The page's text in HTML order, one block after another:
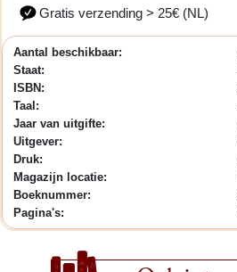
Gratis verzending > 25€ (NL)
Aantal beschikbaar:
Staat:
ISBN:
Taal:
Jaar van uitgifte:
Uitgever:
Druk:
Magazijn locatie:
Boeknummer:
Pagina's: